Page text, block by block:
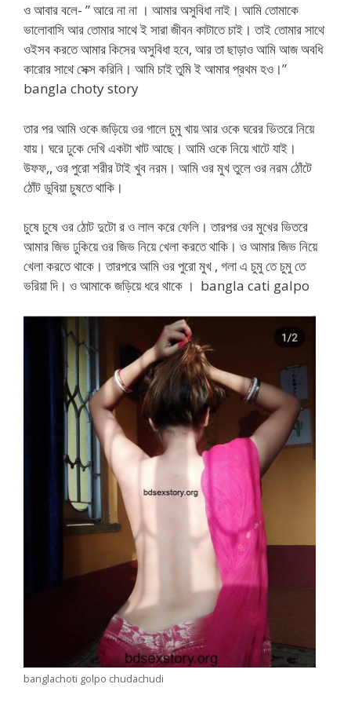
ও আবার বলে- ” আরে না না । আমার অসুবিধা নাই। আমি তোমাকে
ভালোবাসি আর তোমার সাথে ই সারা জীবন কাটাতে চাই। তাই তোমার সাথে
ওইসব করতে আমার কিসের অসুবিধা হবে, আর তা ছাড়াও আমি আজ অবধি
কারোর সাথে সেক্স করিনি। আমি চাই তুমি ই আমার প্রথম হও।”
bangla choty story
তার পর আমি ওকে জড়িয়ে ওর গালে চুমু খায় আর ওকে ঘরের ভিতরে নিয়ে
যায়। ঘরে ঢুকে দেখি একটা খাট আছে। আমি ওকে নিয়ে খাটে যাই।
উফফ,, ওর পুরো শরীর টাই খুব নরম। আমি ওর মুখ তুলে ওর নরম ঠোঁটে
ঠোঁট ডুবিয়া চুষতে থাকি।
চুষে চুষে ওর ঠোট দুটো র ও লাল করে ফেলি। তারপর ওর মুখের ভিতরে
আমার জিভ ঢুকিয়ে ওর জিভ নিয়ে খেলা করতে থাকি। ও আমার জিভ নিয়ে
খেলা করতে থাকে। তারপরে আমি ওর পুরো মুখ , গলা এ চুমু তে চুমু তে
ভরিয়া দি। ও আমাকে জড়িয়ে ধরে থাকে । bangla cati galpo
banglachoti golpo chudachudi